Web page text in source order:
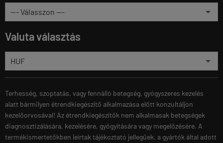
Valuta választás
Terhesség, szoptatás, vagy fennálló betegség, gyógyszeres kezelés
alatt bármilyen étrendkiegészítő alkalmazása előtt konzultáljon
kezelőorvosával! Az étrendkiegészítők nem alkalmasak betegségek
diagnosztizálására, kezelésére, gyógyítására vagy megelőzésére. A
termékismertetőkben leírtak tájékoztató jellegűek, a gyártók által adott